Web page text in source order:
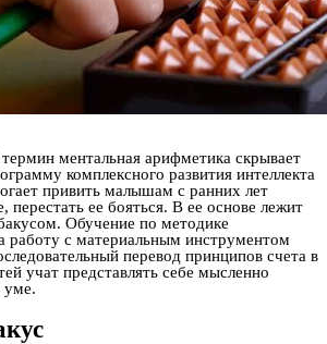
ментальная арифметика скрывает
комплексного развития интеллекта
привить малышам с ранних лет
перестать ее бояться. В ее основе лежит
Обучение по методике
работу с материальным инструментом
перевод принципов счета в
учат представлять себе мысленно
уме.